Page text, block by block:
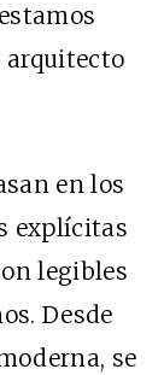
arquitecto
en los
explícitas
legibles
Desde
se